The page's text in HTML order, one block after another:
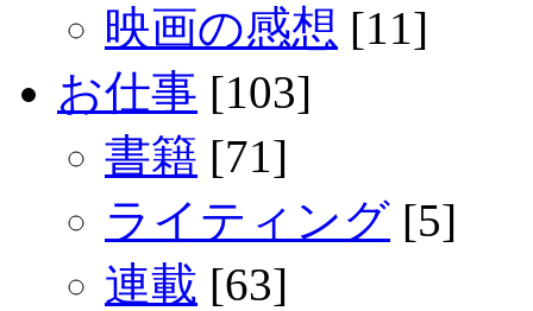
映画の感想 [11]
お仕事 [103]
書籍 [71]
ライティング [5]
連載 [63]